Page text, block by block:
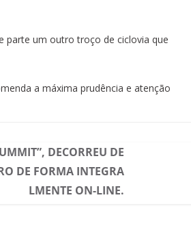
parte um outro troço de ciclovia que
a máxima prudência e atenção
DECORREU DE
DE FORMA INTEGRA
LMENTE ON-LINE.